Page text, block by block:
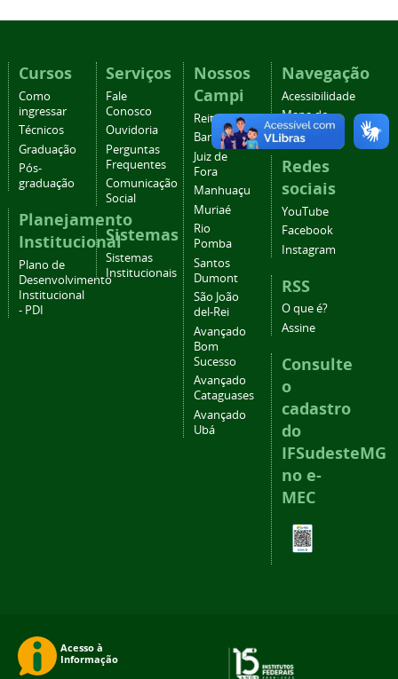
Cursos
Como
ingressar
Técnicos
Graduação
Pós-
graduação
Planejamento
Institucional
Plano de
Desenvolvimento
Institucional
- PDI
Serviços
Fale
Conosco
Ouvidoria
Perguntas
Frequentes
Comunicação
Social
Sistemas
Sistemas
Institucionais
Nossos
Campi
Reitoria
Barbacena
Juiz de
Fora
Manhuaçu
Muriaé
Rio
Pomba
Santos
Dumont
São João
del-Rei
Avançado
Bom
Sucesso
Avançado
Cataguases
Avançado
Ubá
Navegação
Acessibilidade
Mapa do
site
Redes
sociais
YouTube
Facebook
Instagram
RSS
O que é?
Assine
Consulte
o
cadastro
do
IFSudesteMG
no e-
MEC